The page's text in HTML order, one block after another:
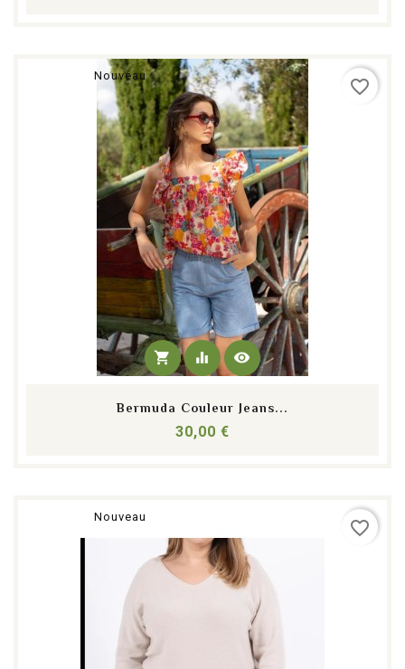
Nouveau
shopping_cart equalizer visibility
Bermuda Couleur Jeans...
30,00 €
favorite_border
Nouveau
favorite_border